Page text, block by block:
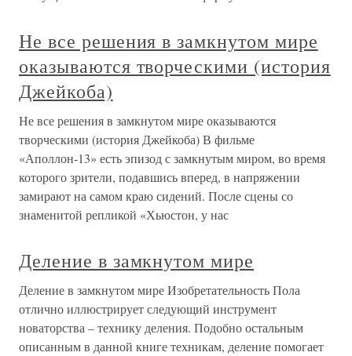
Не все решения в замкнутом мире
оказываются творческими (история
Джейкоба)
Не все решения в замкнутом мире оказываются
творческими (история Джейкоба) В фильме
«Аполлон-13» есть эпизод с замкнутым миром, во время
которого зрители, подавшись вперед, в напряжении
замирают на самом краю сидений. После сцены со
знаменитой репликой «Хьюстон, у нас
Деление в замкнутом мире
Деление в замкнутом мире Изобретательность Пола
отлично иллюстрирует следующий инструмент
новаторства – технику деления. Подобно остальным
описанным в данной книге техникам, деление помогает